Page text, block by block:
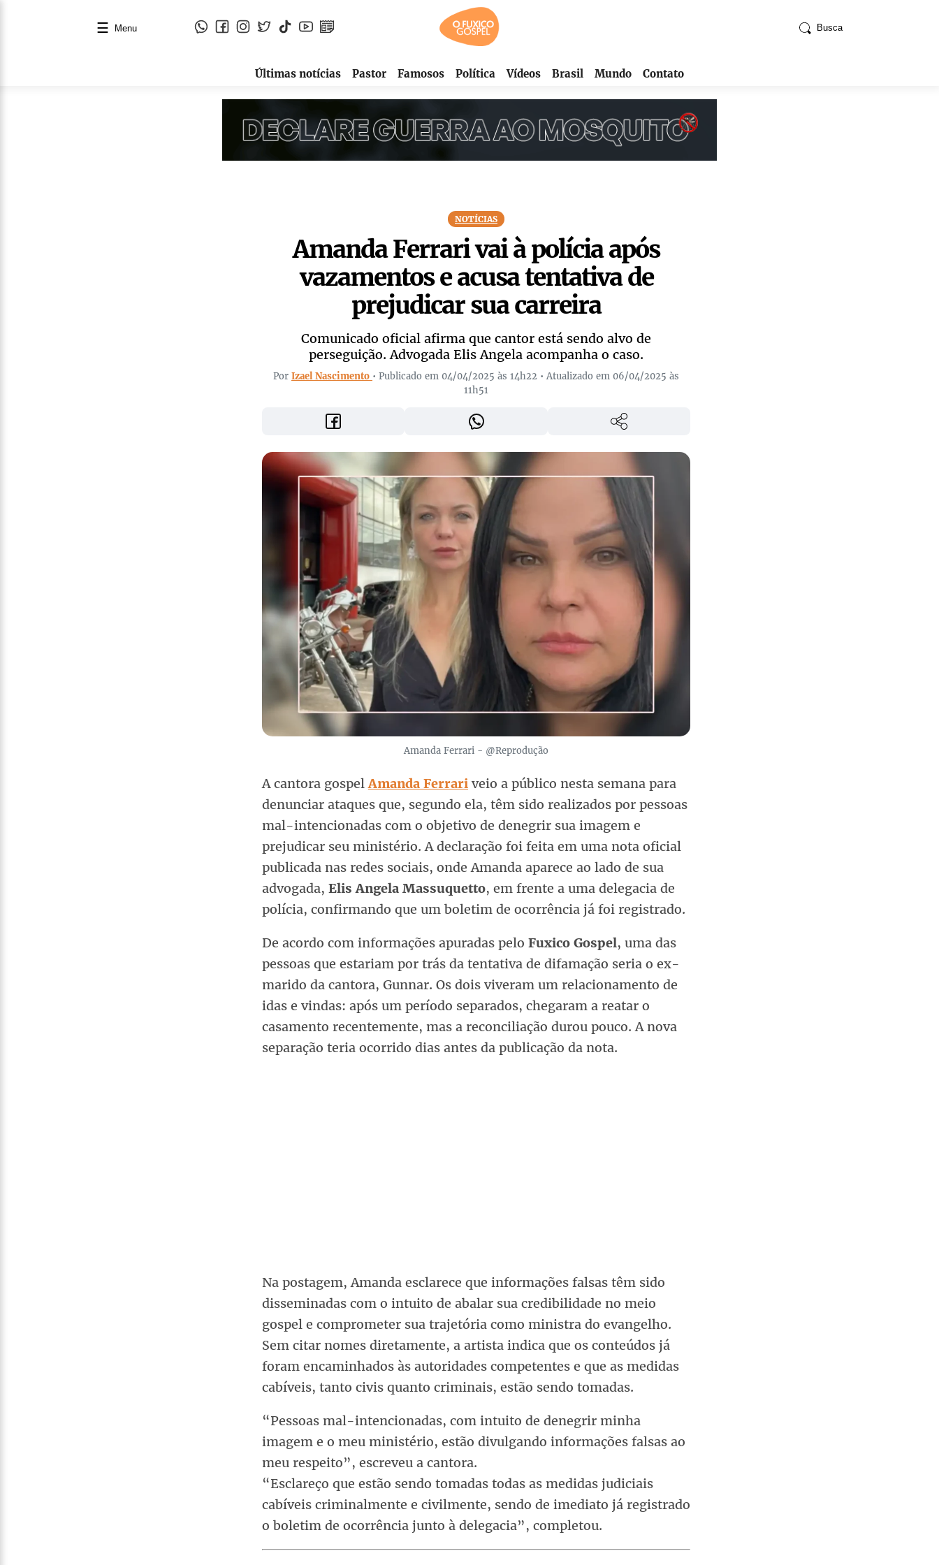
☰ Menu Busca
Últimas notícias Pastor Famosos Política Vídeos Brasil Mundo Contato
NOTÍCIAS
Amanda Ferrari vai à polícia após
vazamentos e acusa tentativa de
prejudicar sua carreira
Comunicado oficial afirma que cantor está sendo alvo de
perseguição. Advogada Elis Angela acompanha o caso.
Por Izael Nascimento • Publicado em 04/04/2025 às 14h22 • Atualizado em 06/04/2025 às
11h51
Amanda Ferrari - @Reprodução
A cantora gospel Amanda Ferrari veio a público nesta semana para
denunciar ataques que, segundo ela, têm sido realizados por pessoas
mal-intencionadas com o objetivo de denegrir sua imagem e
prejudicar seu ministério. A declaração foi feita em uma nota oficial
publicada nas redes sociais, onde Amanda aparece ao lado de sua
advogada, Elis Angela Massuquetto, em frente a uma delegacia de
polícia, confirmando que um boletim de ocorrência já foi registrado.
De acordo com informações apuradas pelo Fuxico Gospel, uma das
pessoas que estariam por trás da tentativa de difamação seria o ex-
marido da cantora, Gunnar. Os dois viveram um relacionamento de
idas e vindas: após um período separados, chegaram a reatar o
casamento recentemente, mas a reconciliação durou pouco. A nova
separação teria ocorrido dias antes da publicação da nota.
Na postagem, Amanda esclarece que informações falsas têm sido
disseminadas com o intuito de abalar sua credibilidade no meio
gospel e comprometer sua trajetória como ministra do evangelho.
Sem citar nomes diretamente, a artista indica que os conteúdos já
foram encaminhados às autoridades competentes e que as medidas
cabíveis, tanto civis quanto criminais, estão sendo tomadas.
“Pessoas mal-intencionadas, com intuito de denegrir minha
imagem e o meu ministério, estão divulgando informações falsas ao
meu respeito”, escreveu a cantora.
“Esclareço que estão sendo tomadas todas as medidas judiciais
cabíveis criminalmente e civilmente, sendo de imediato já registrado
o boletim de ocorrência junto à delegacia”, completou.